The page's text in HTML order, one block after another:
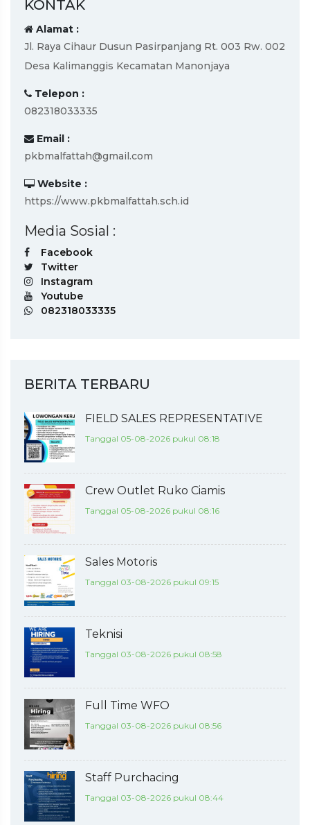
KONTAK
Alamat :
Jl. Raya Cihaur Dusun Pasirpanjang Rt. 003 Rw. 002
Desa Kalimanggis Kecamatan Manonjaya
Telepon :
082318033335
Email :
pkbmalfattah@gmail.com
Website :
https://www.pkbmalfattah.sch.id
Media Sosial :
Facebook
Twitter
Instagram
Youtube
082318033335
BERITA TERBARU
FIELD SALES REPRESENTATIVE
Tanggal 05-08-2026 pukul 08:18
Crew Outlet Ruko Ciamis
Tanggal 05-08-2026 pukul 08:16
Sales Motoris
Tanggal 03-08-2026 pukul 09:15
Teknisi
Tanggal 03-08-2026 pukul 08:58
Full Time WFO
Tanggal 03-08-2026 pukul 08:56
Staff Purchacing
Tanggal 03-08-2026 pukul 08:44